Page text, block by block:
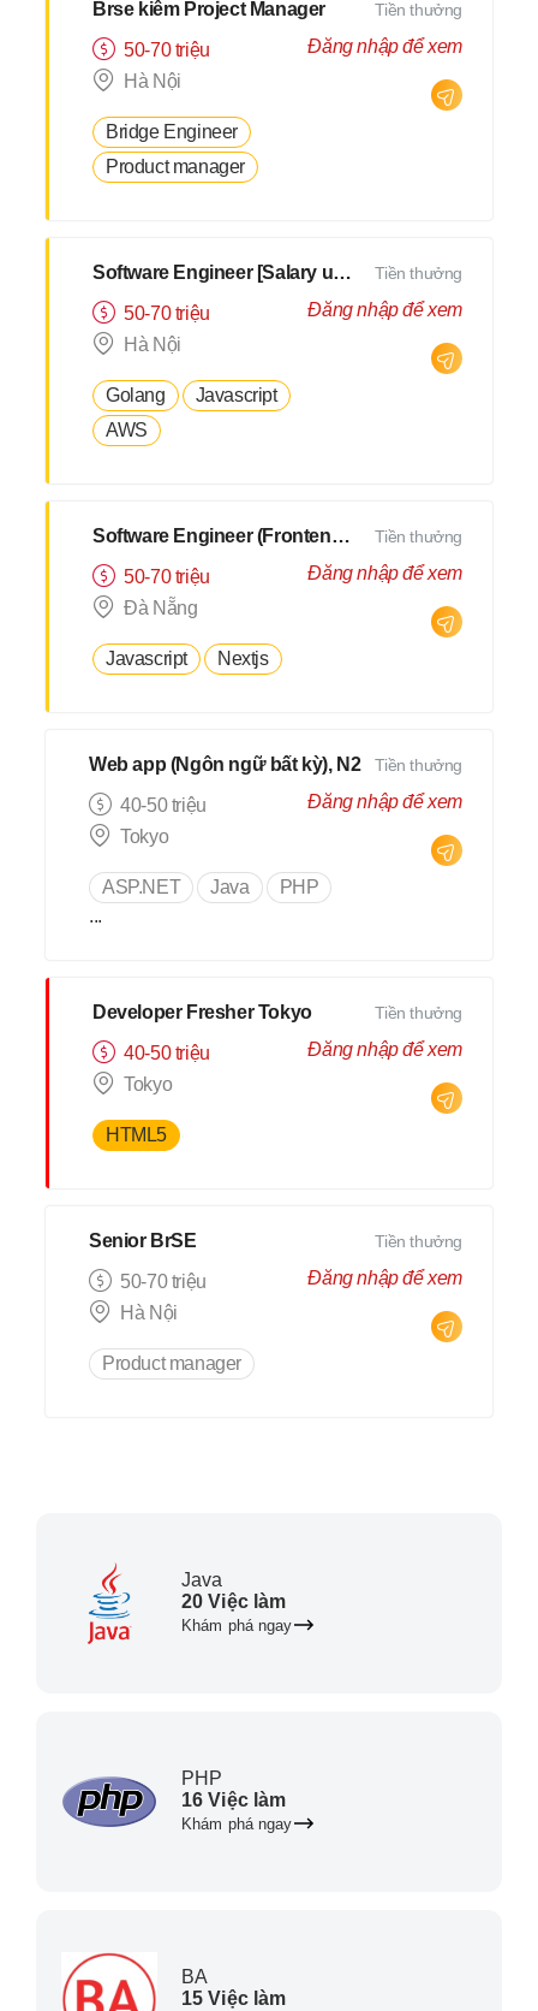
Brse kiêm Project Manager
50-70 triệu
Hà Nội
Bridge Engineer
Product manager
Tiền thưởng
Đăng nhập để xem
Software Engineer [Salary up to $3000]
50-70 triệu
Hà Nội
Golang
Javascript
AWS
Tiền thưởng
Đăng nhập để xem
Software Engineer (Frontend + Javascript) [Salary up to $3000]
50-70 triệu
Đà Nẵng
Javascript Nextjs
Tiền thưởng
Đăng nhập để xem
Web app (Ngôn ngữ bất kỳ), N2
40-50 triệu
Tokyo
ASP.NET Java
PHP
...
Tiền thưởng
Đăng nhập để xem
Developer Fresher Tokyo
40-50 triệu
Tokyo
HTML5
Tiền thưởng
Đăng nhập để xem
Senior BrSE
50-70 triệu
Hà Nội
Product manager
Tiền thưởng
Đăng nhập để xem
Java
20 Việc làm
Khám phá ngay
PHP
16 Việc làm
Khám phá ngay
BA
15 Việc làm